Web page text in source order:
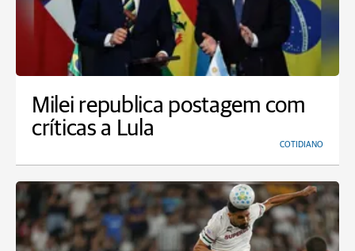
Milei republica postagem com
críticas a Lula
COTIDIANO